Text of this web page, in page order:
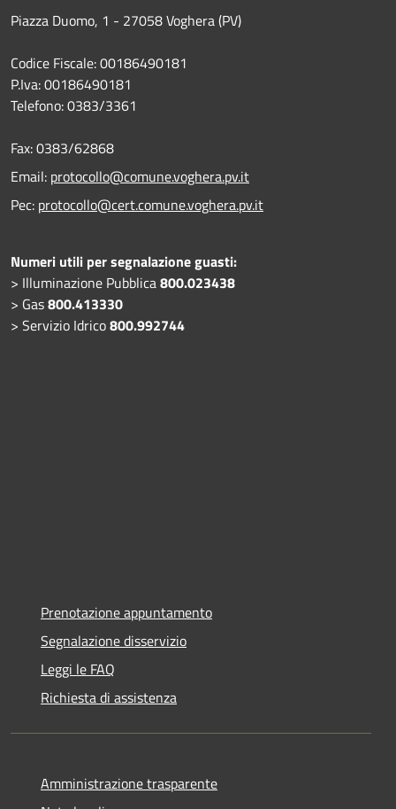
Piazza Duomo, 1 - 27058 Voghera (PV)
Codice Fiscale: 00186490181
P.Iva: 00186490181
Telefono:0383/3361
Fax:0383/62868
Email: protocollo@comune.voghera.pv.it
Pec: protocollo@cert.comune.voghera.pv.it
Numeri utili per segnalazione guasti:
> Illuminazione Pubblica800.023438
> Gas800.413330
> Servizio Idrico800.992744
Prenotazione appuntamento
Segnalazione disservizio
Leggi le FAQ
Richiesta di assistenza
Amministrazione trasparente